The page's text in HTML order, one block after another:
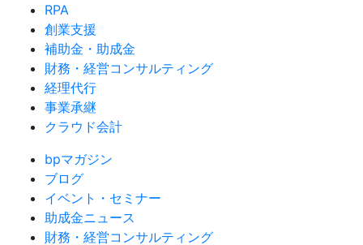
RPA
創業支援
補助金・助成金
財務・経営コンサルティング
経理代行
事業承継
クラウド会計
bpマガジン
ブログ
イベント・セミナー
助成金ニュース
財務・経営コンサルティング